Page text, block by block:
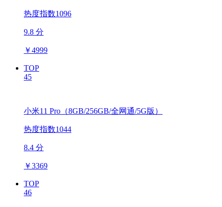
热度指数1096
9.8 分
￥4999
TOP
45
小米11 Pro（8GB/256GB/全网通/5G版）
热度指数1044
8.4 分
￥3369
TOP
46